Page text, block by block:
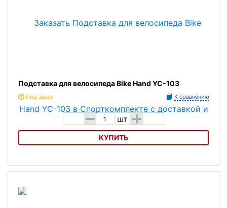
Подставка для велосипеда Bike Hand YC-103
Под заказ К сравнению
- шт +
КУПИТЬ
Подставка для велосипеда Bike Hand YC-103